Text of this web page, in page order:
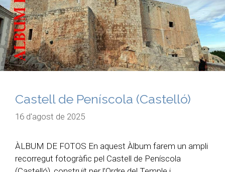
Castell de Peníscola (Castelló)
16 d'agost de 2025
ÀLBUM DE FOTOS En aquest Àlbum farem un ampli
recorregut fotogràfic pel Castell de Peníscola